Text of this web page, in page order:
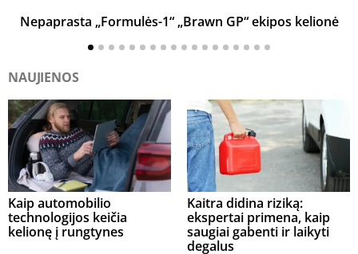
Nepaprasta „Formulės-1“ „Brawn GP“ ekipos kelionė
NAUJIENOS
Kaip automobilio
technologijos keičia
kelionę į rungtynes
Kaitra didina riziką:
ekspertai primena, kaip
saugiai gabenti ir laikyti
degalus